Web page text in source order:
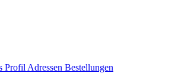
Profil Adressen Bestellungen